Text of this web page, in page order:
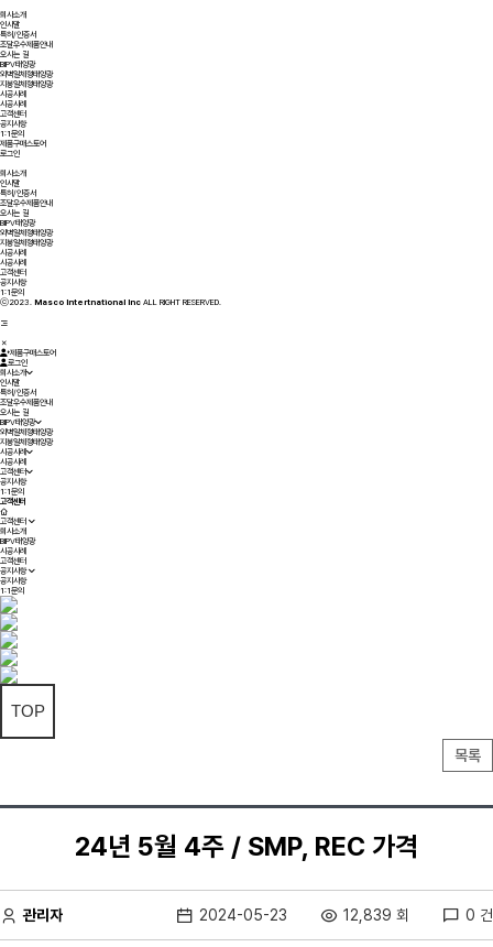
회사소개
인사말
특허/인증서
조달우수제품안내
오시는 길
BIPV태양광
외벽일체형태양광
지붕일체형태양광
시공사례
시공사례
고객센터
공지사항
1:1문의
제품구매스토어
로그인
회사소개
인사말
특허/인증서
조달우수제품안내
오시는 길
BIPV태양광
외벽일체형태양광
지붕일체형태양광
시공사례
시공사례
고객센터
공지사항
1:1문의
ⓒ2023. Masco Intertnational Inc ALL RIGHT RESERVED.
제품구매스토어
로그인
회사소개
인사말
특허/인증서
조달우수제품안내
오시는 길
BIPV태양광
외벽일체형태양광
지붕일체형태양광
시공사례
시공사례
고객센터
공지사항
1:1문의
고객센터
고객센터
회사소개
BIPV태양광
시공사례
고객센터
공지사항
공지사항
1:1문의
TOP
목록
24년 5월 4주 / SMP, REC 가격
관리자 2024-05-23 12,839 회 0 건